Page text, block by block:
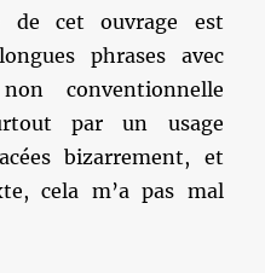
de cet ouvrage est
phrases avec
conventionnelle
par un usage
bizarrement, et
cela m’a pas mal